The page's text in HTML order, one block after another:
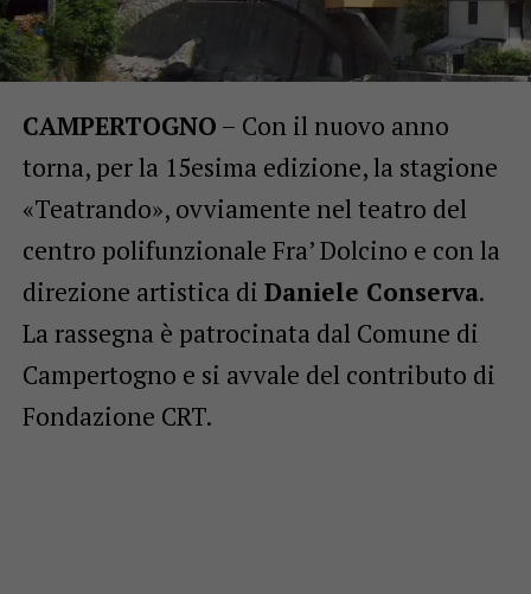
CAMPERTOGNO – Con il nuovo anno
torna, per la 15esima edizione, la stagione
«Teatrando», ovviamente nel teatro del
centro polifunzionale Fra’ Dolcino e con la
direzione artistica di Daniele Conserva.
La rassegna è patrocinata dal Comune di
Campertogno e si avvale del contributo di
Fondazione CRT.